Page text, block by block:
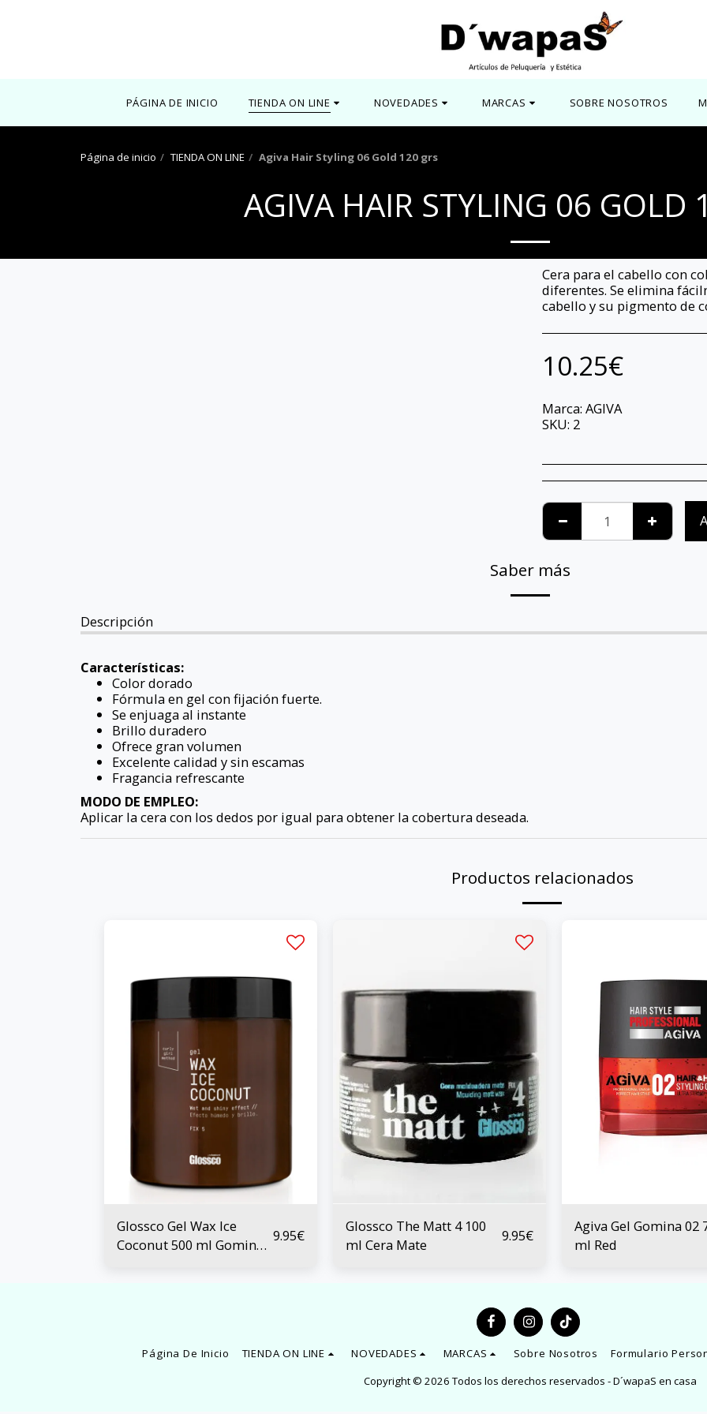
PÁGINA DE INICIO TIENDA ON LINE NOVEDADES MARCAS SOBRE NOSOTROS
Página de inicio TIENDA ON LINE Agiva Hair Styling 06 Gold 120 grs
AGIVA HAIR STYLING 06 GOLD
Cera para el cabello con
diferentes. Se elimina
cabello y su pigmento de
10.25€
Marca: AGIVA
SKU: 2
Saber más
Descripción
Características:
Color dorado
Fórmula en gel con fijación fuerte.
Se enjuaga al instante
Brillo duradero
Ofrece gran volumen
Excelente calidad y sin escamas
Fragancia refrescante
MODO DE EMPLEO:
Aplicar la cera con los dedos por igual para obtener la cobertura deseada.
Productos relacionados
Glossco Gel Wax Ice
Coconut 500 ml Gomina
9.95€
Glossco The Matt 4 100
ml Cera Mate
9.95€
Agiva Gel Gomina 02
ml Red
Página De Inicio TIENDA ON LINE NOVEDADES MARCAS Sobre Nosotros Formulario
Copyright © 2026 Todos los derechos reservados -D´wapaS en casa